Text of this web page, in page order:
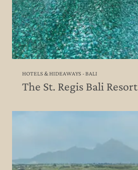
HOTELS & HIDEAWAYS - BALI
The St. Regis Bali Resort